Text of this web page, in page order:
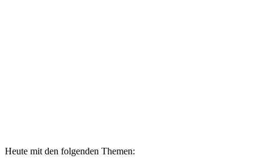
Heute mit den folgenden Themen: